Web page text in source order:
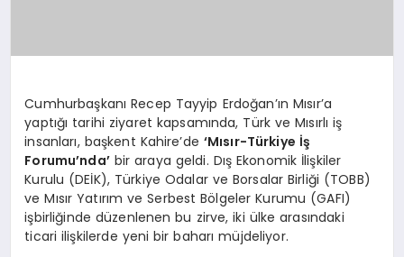
Cumhurbaşkanı Recep Tayyip Erdoğan’ın Mısır’a
yaptığı tarihi ziyaret kapsamında, Türk ve Mısırlı iş
insanları, başkent Kahire’de ‘Mısır-Türkiye İş
Forumu’nda’bir araya geldi. Dış Ekonomik İlişkiler
Kurulu (DEİK), Türkiye Odalar ve Borsalar Birliği (TOBB)
ve Mısır Yatırım ve Serbest Bölgeler Kurumu (GAFI)
işbirliğinde düzenlenen bu zirve, iki ülke arasındaki
ticari ilişkilerde yeni bir baharı müjdeliyor.